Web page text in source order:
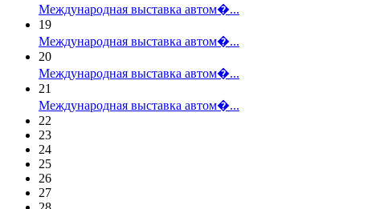
Международная выставка автом�...
19
Международная выставка автом�...
20
Международная выставка автом�...
21
Международная выставка автом�...
22
23
24
25
26
27